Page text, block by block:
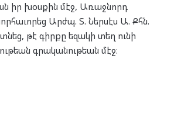
իր խօսքին մէջ, Առաջնորդ
Արժպ. Տ. Ներսէս Ա. Քհն.
թէ գիրքը եզակի տեղ ունի
գրականութեան մէջ։